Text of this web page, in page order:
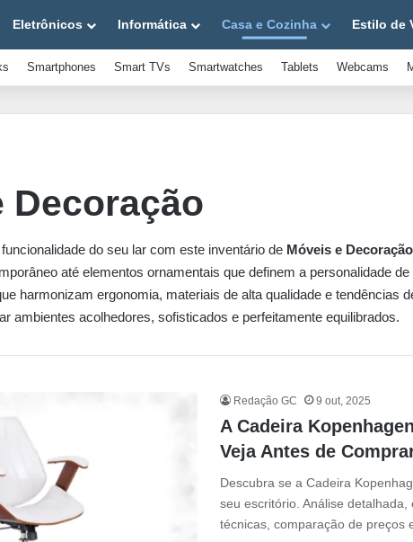
Eletrônicos Informática Casa e Cozinha Estilo de
Smartphones Smart TVs Smartwatches Tablets Webcams
Decoração
do seu lar com este inventário de Móveis e Decoração
até elementos ornamentais que definem a personalidade
harmonizam ergonomia, materiais de alta qualidade e tendências
ambientes acolhedores, sofisticados e perfeitamente equilibrados.
Redação GC 9 out, 2025
A Cadeira
Veja Antes de
Descubra se a Cadeira
seu escritório. Análise detalhada,
técnicas, comparação de preços